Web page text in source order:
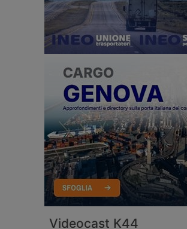
Videocast K44